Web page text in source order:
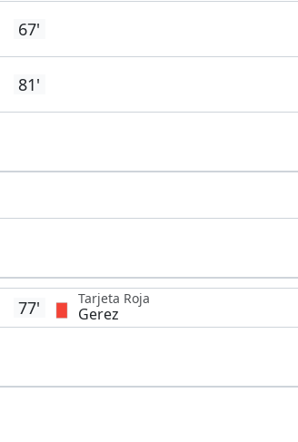
67'
81'
77' Tarjeta Roja
Gerez